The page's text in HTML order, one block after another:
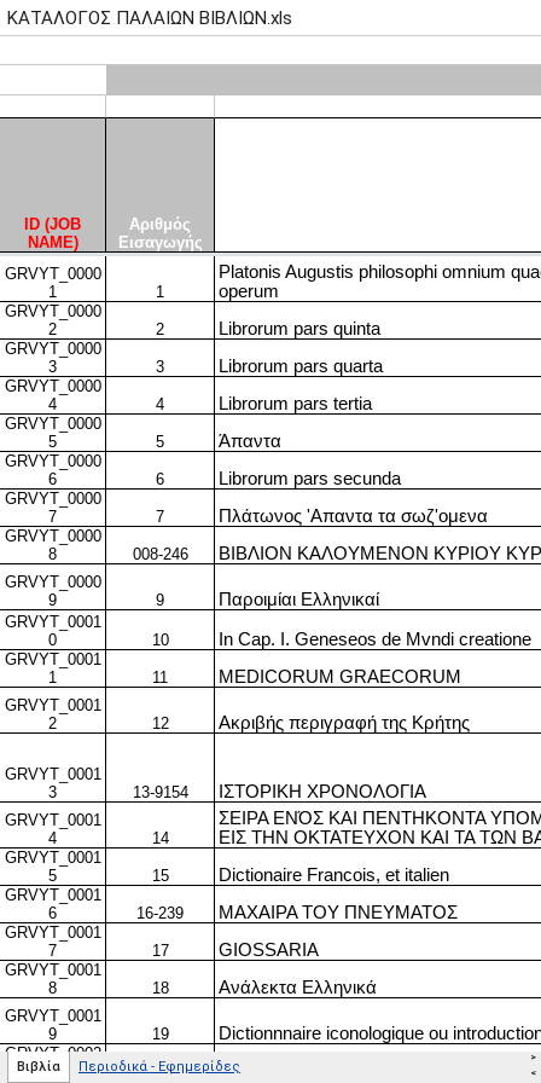
ΚΑΤΑΛΟΓΟΣ ΠΑΛΑΙΩΝ ΒΙΒΛΙΩΝ.xls
Βιβλία Περιοδικά - Εφημερίδες
>
<